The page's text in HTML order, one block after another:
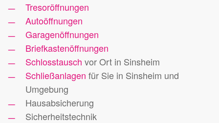
Tresoröffnungen
Autoöffnungen
Garagenöffnungen
Briefkastenöffnungen
Schlosstausch vor Ort in Sinsheim
Schließanlagen für Sie in Sinsheim und
Umgebung
Hausabsicherung
Sicherheitstechnik